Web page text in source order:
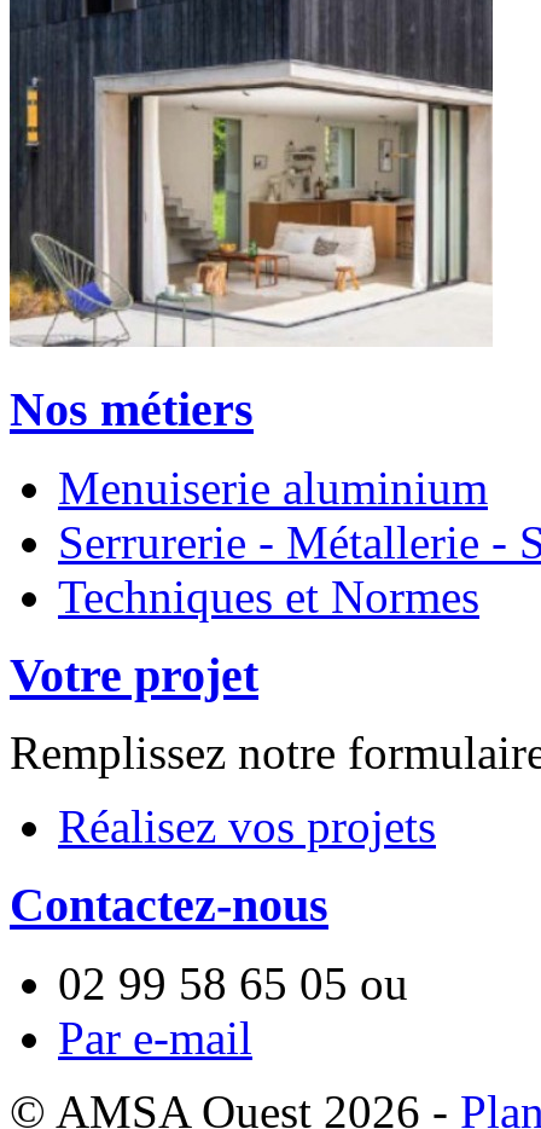
Nos métiers
Menuiserie aluminium
Serrurerie - Métallerie -
Techniques et Normes
Votre projet
Remplissez notre
Réalisez vos projets
Contactez-nous
02 99 58 65 05 ou
Par e-mail
© AMSA Ouest 2026 -